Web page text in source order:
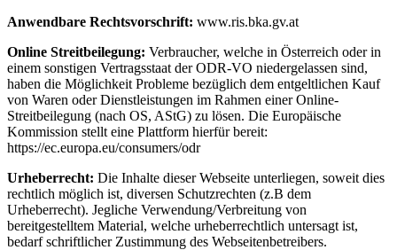
Anwendbare Rechtsvorschrift: www.ris.bka.gv.at
Online Streitbeilegung: Verbraucher, welche in Österreich oder in
einem sonstigen Vertragsstaat der ODR-VO niedergelassen sind,
haben die Möglichkeit Probleme bezüglich dem entgeltlichen Kauf
von Waren oder Dienstleistungen im Rahmen einer Online-
Streitbeilegung (nach OS, AStG) zu lösen. Die Europäische
Kommission stellt eine Plattform hierfür bereit:
https://ec.europa.eu/consumers/odr
Urheberrecht: Die Inhalte dieser Webseite unterliegen, soweit dies
rechtlich möglich ist, diversen Schutzrechten (z.B dem
Urheberrecht). Jegliche Verwendung/Verbreitung von
bereitgestelltem Material, welche urheberrechtlich untersagt ist,
bedarf schriftlicher Zustimmung des Webseitenbetreibers.